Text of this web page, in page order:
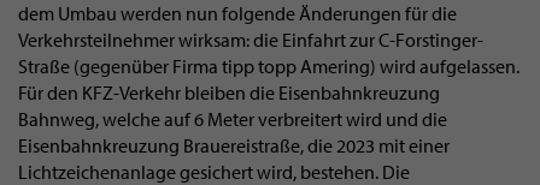
dem Umbau werden nun folgende Änderungen für die
Verkehrsteilnehmer wirksam: die Einfahrt zur C-Forstinger-
Straße (gegenüber Firma tipp topp Amering) wird aufgelassen.
Für den KFZ-Verkehr bleiben die Eisenbahnkreuzung
Bahnweg, welche auf 6 Meter verbreitert wird und die
Eisenbahnkreuzung Brauereistraße, die 2023 mit einer
Lichtzeichenanlage gesichert wird, bestehen. Die